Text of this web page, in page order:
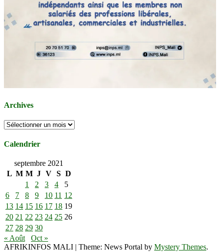
Archives
Archives
Calendrier
septembre 2021
L M M J V S D
1
2 3 4
5
6
7 8 9 10 11 12
13 14 15 16 17 18 19
20 21 22 23 24 25 26
27 28 29 30
« Août
Oct »
AFRIKINFOS MALI | Theme: News Portal by Mystery Themes.